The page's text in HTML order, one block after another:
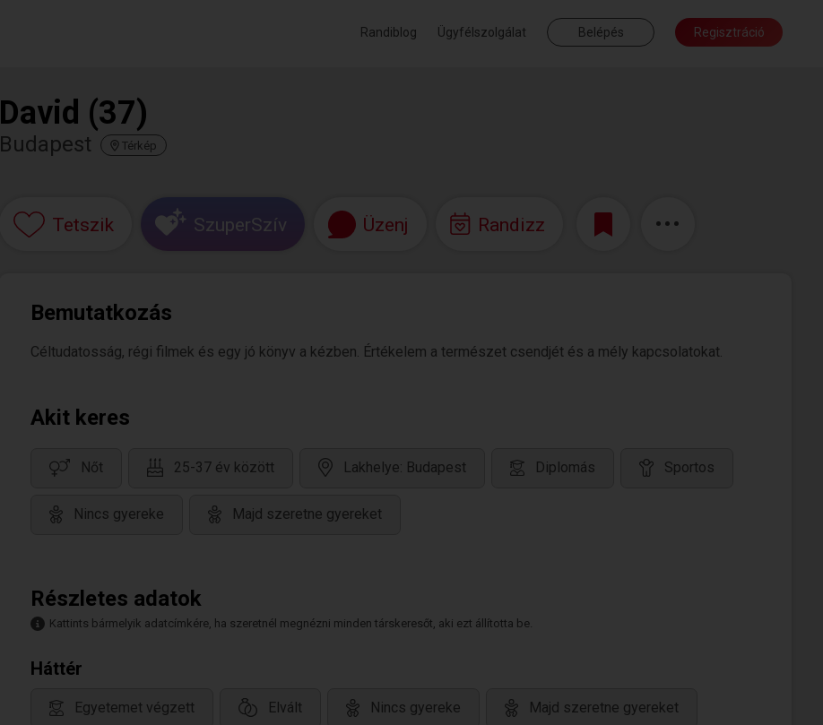
Randiblog Ügyfélszolgálat Belépés Regisztráció
David (37)
Budapest Térkép
Tetszik SzuperSzív Üzenj Randizz
Bemutatkozás
Céltudatosság, régi filmek és egy jó könyv a kézben. Értékelem a természet csendjét és a mély kapcsolatokat.
Akit keres
Nőt 25-37 év között Lakhelye: Budapest Diplomás Sportos
Nincs gyereke Majd szeretne gyereket
Részletes adatok
Kattints bármelyik adatcímkére, ha szeretnél megnézni minden társkeresőt, aki ezt állította be.
Háttér
Egyetemet végzett Elvált Nincs gyereke Majd szeretne gyereket